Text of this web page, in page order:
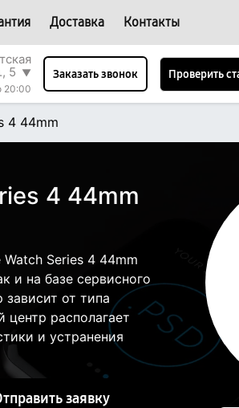
Доставка Контакты
5
▼
20:00
Заказать звонок Проверить
4 44mm
4 44mm
Series 4 44mm
и на базе сервисного
от типа
располагает
и устранения
заявку